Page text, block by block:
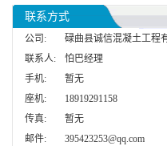
联系方式
公司:
碌曲县诚信混凝土工程
联系人:
怕巴经理
手机:
暂无
座机:
18919291158
传真:
暂无
邮件:
395423253@qq.com